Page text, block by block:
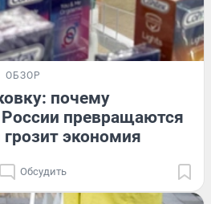
ОБЗОР
почему
превращаются
экономия
Обсудить